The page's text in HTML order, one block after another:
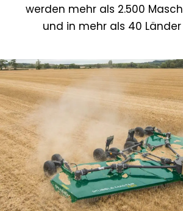
werden mehr als 2.500
und in mehr als 40